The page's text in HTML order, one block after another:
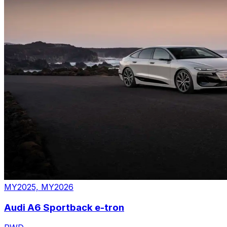
MY2025, MY2026
Audi A6 Sportback e-tron